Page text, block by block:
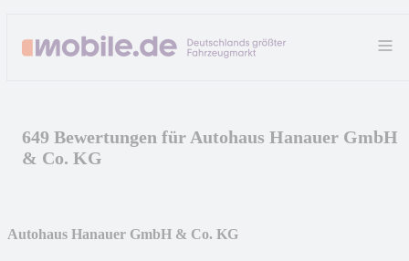
649 Bewertungen für Autohaus Hanauer GmbH
& Co. KG
Autohaus Hanauer GmbH & Co. KG